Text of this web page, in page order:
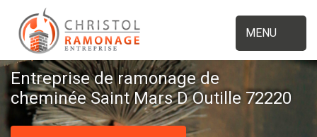
MENU
Entreprise de ramonage de
cheminée Saint Mars D Outille 72220